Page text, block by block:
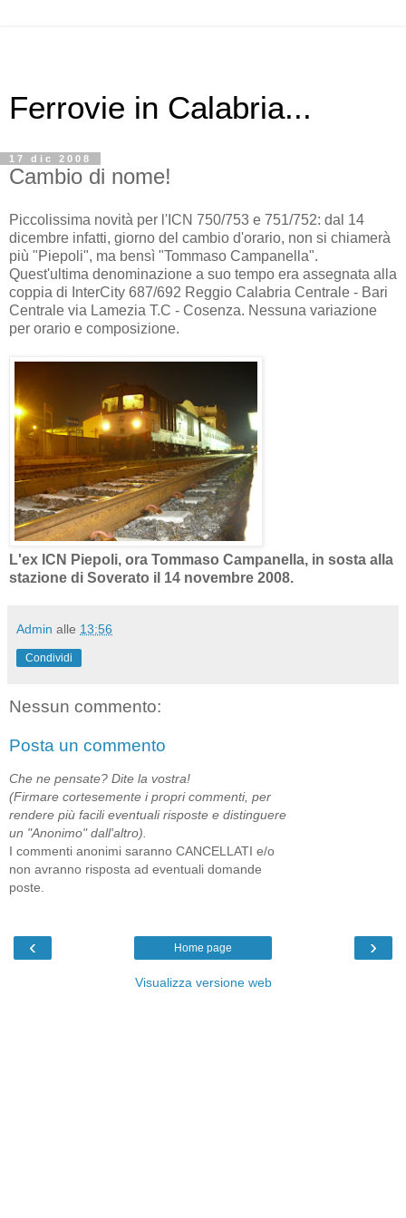
Ferrovie in Calabria...
17 dic 2008
Cambio di nome!
Piccolissima novità per l'ICN 750/753 e 751/752: dal 14
dicembre infatti, giorno del cambio d'orario, non si chiamerà
più "Piepoli", ma bensì "Tommaso Campanella".
Quest'ultima denominazione a suo tempo era assegnata alla
coppia di InterCity 687/692 Reggio Calabria Centrale - Bari
Centrale via Lamezia T.C - Cosenza. Nessuna variazione
per orario e composizione.
L'ex ICN Piepoli, ora Tommaso Campanella, in sosta alla
stazione di Soverato il 14 novembre 2008.
Admin alle 13:56
Condividi
Nessun commento:
Posta un commento
Che ne pensate? Dite la vostra!
(Firmare cortesemente i propri commenti, per
rendere più facili eventuali risposte e distinguere
un "Anonimo" dall'altro).
I commenti anonimi saranno CANCELLATI e/o
non avranno risposta ad eventuali domande
poste.
‹ ›
Home page
Visualizza versione web